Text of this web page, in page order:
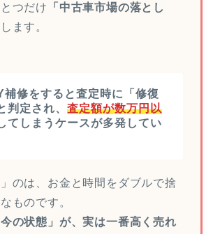
つだけ
「中古車市場の落とし
ます。
補修をすると査定時に「修復
判定され、 査定額が数万円以
してしまうケースが多発してい
」のは、お金と時間をダブルで捨
ものです。
今の状態」が、実は一番高く売れ